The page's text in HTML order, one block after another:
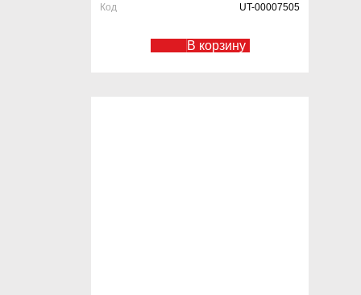
Код
UT-00007505
В корзину